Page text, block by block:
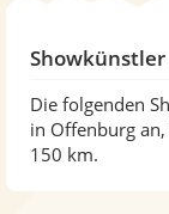
Die folgenden
in Offenburg
150 km.